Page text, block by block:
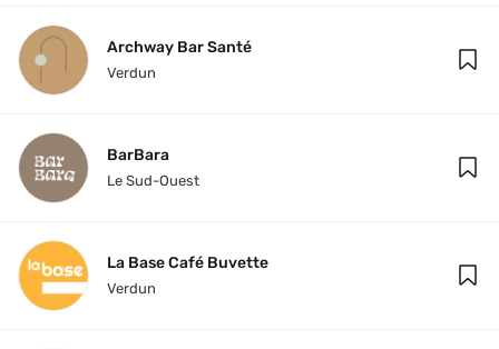
Archway Bar Santé
Verdun
BarBara
Le Sud-Ouest
La Base Café Buvette
Verdun